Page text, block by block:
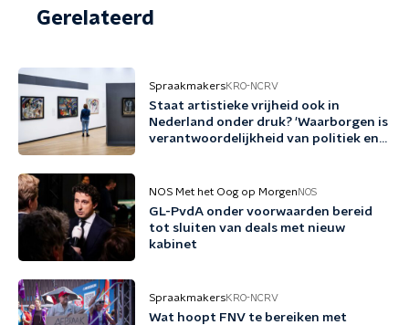
Gerelateerd
SpraakmakersKRO-NCRV
Staat artistieke vrijheid ook in
Nederland onder druk? 'Waarborgen is
verantwoordelijkheid van politiek en
NOS Met het Oog op Morgen NOS
GL-PvdA onder voorwaarden bereid
tot sluiten van deals met nieuw
kabinet
SpraakmakersKRO-NCRV
Wat hoopt FNV te bereiken met